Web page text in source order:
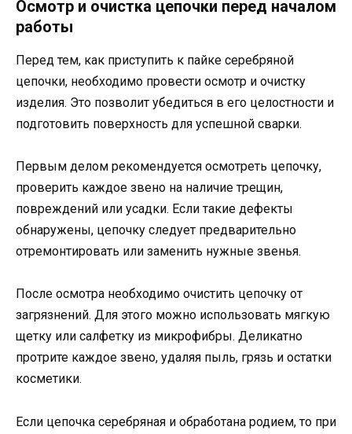
Осмотр и очистка цепочки перед началом
работы
Перед тем, как приступить к пайке серебряной
цепочки, необходимо провести осмотр и очистку
изделия. Это позволит убедиться в его целостности и
подготовить поверхность для успешной сварки.
Первым делом рекомендуется осмотреть цепочку,
проверить каждое звено на наличие трещин,
повреждений или усадки. Если такие дефекты
обнаружены, цепочку следует предварительно
отремонтировать или заменить нужные звенья.
После осмотра необходимо очистить цепочку от
загрязнений. Для этого можно использовать мягкую
щетку или салфетку из микрофибры. Деликатно
протрите каждое звено, удаляя пыль, грязь и остатки
косметики.
Если цепочка серебряная и обработана родием, то при